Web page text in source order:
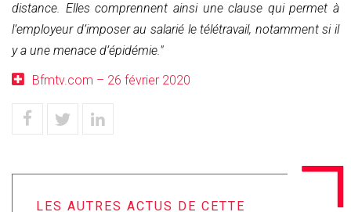
distance. Elles comprennent ainsi une clause qui permet à
l’employeur d’imposer au salarié le télétravail, notamment si il
y a une menace d’épidémie."
Bfmtv.com – 26 février 2020